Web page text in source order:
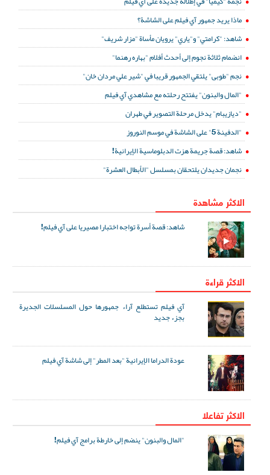
ماذا يريد جمهور آي فيلم على الشاشة؟
شاهد: "كرامتي" و"ياري" يرويان مأساة "مزار شريف"
انضمام ثلاثة نجوم إلى أحدث أفلام "بهاره رهنما"
نجم "طوبى" يلتقي الجمهور قريبا في "شير علي مردان خان"
"المال والبنون" يفتتح رحلته مع مشاهدي آي فيلم
"ديازيبام" يدخل مرحلة التصوير في طهران
"الدفينة 5" على الشاشة في موسم النوروز
شاهد: قصة جريمة هزت الدبلوماسية الإيرانية!
نجمان جديدان يلتحقان بمسلسل "الأبطال العشرة"
الاكثر مشاهدة
شاهد: قصة أسرة تواجه اختبارا مصيريا على آي فيلم!
الاكثر قراءة
آي فيلم تستطلع آراء جمهورها حول المسلسلات الجديرة
بجزء جديد
عودة الدراما الإيرانية "بعد المطر" إلى شاشة آي فيلم
الاکثر تفاعلا
"المال والبنون" ينضم إلى خارطة برامج آي فيلم!